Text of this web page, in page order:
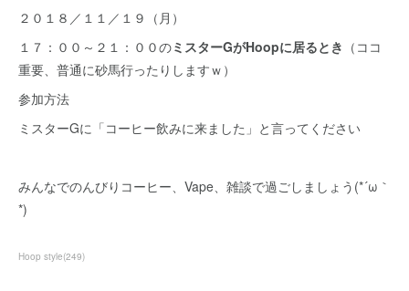
２０１８／１１／１９（月）
１７：００～２１：００のミスターGがHoopに居るとき （ココ
重要、普通に砂馬行ったりしますｗ）
参加方法
ミスターGに「コーヒー飲みに来ました」と言ってください
みんなでのんびりコーヒー、Vape、雑談で過ごしましょう(*´ω｀
*)
Hoop style(249)